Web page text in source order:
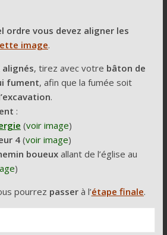
ordre vous devez aligner les
image.
alignés, tirez avec votre bâton de
fument, afin que la fumée soit
.
:
(voir image)
4 (voir image)
boueux allant de l’église au
)
pourrez passer à l’étape finale.